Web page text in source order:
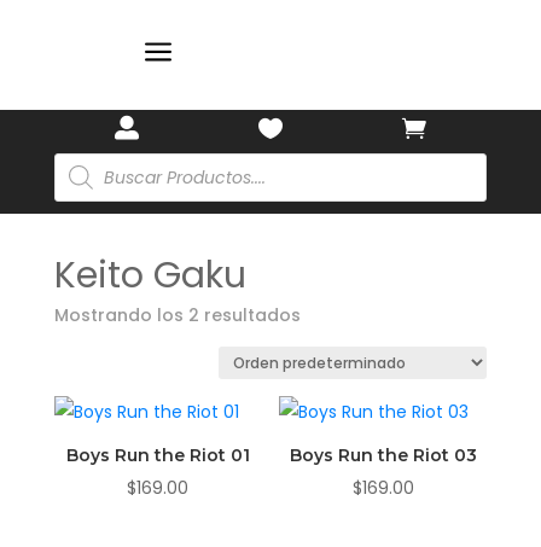
a
 

Búsqueda
de
productos
Keito Gaku
Mostrando los 2 resultados
Boys Run the Riot 01
$169.00
Boys Run the Riot 03
$169.00